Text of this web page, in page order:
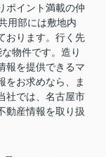
ポイント満載の仲
用部には敷地内
おります。行く先
物件です。造り
報を提供できるマ
をお求めなら、ま
社では、名古屋市
動産情報を取り扱